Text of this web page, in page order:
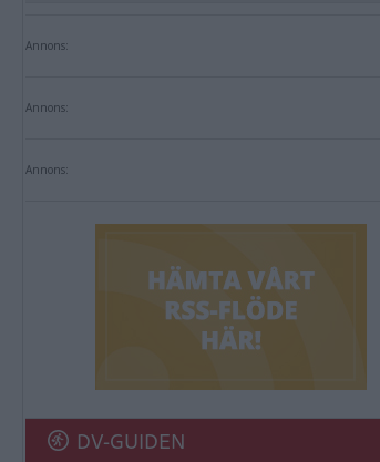
Annons:
Annons:
Annons:
DV-GUIDEN